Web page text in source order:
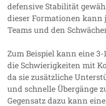
defensive Stabilität
dieser Formationen kann
Teams und den
Zum Beispiel kann eine
die Schwierigkeiten mit
da sie zusätzliche
und schnelle Übergänge
Gegensatz dazu kann